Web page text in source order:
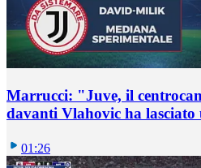
Marrucci: "Juve, il
davanti Vlahovic ha
01:26